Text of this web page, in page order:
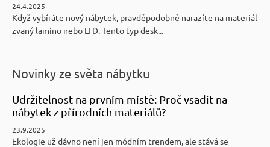
24.4.2025
Když vybíráte nový nábytek, pravděpodobně narazíte na materiál
zvaný lamino nebo LTD. Tento typ desk...
Novinky ze světa nábytku
Udržitelnost na prvním místě: Proč vsadit na
nábytek z přírodních materiálů?
23.9.2025
Ekologie už dávno není jen módním trendem, ale stává se